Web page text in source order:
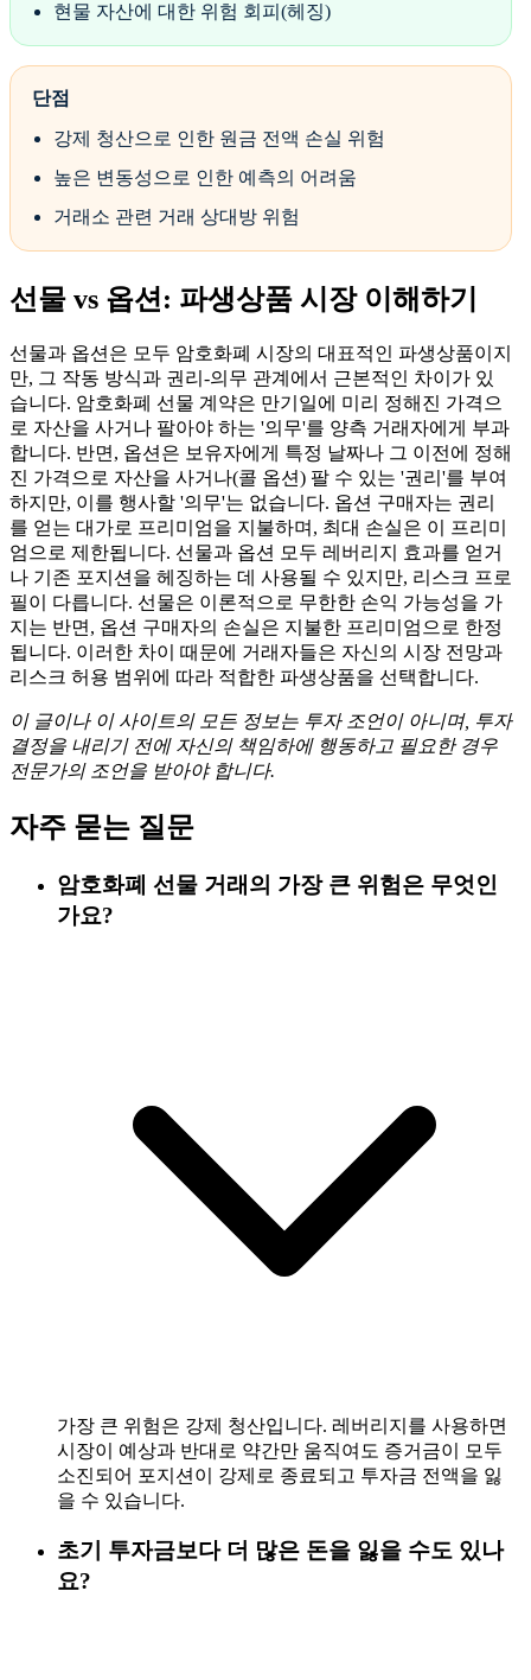
현물 자산에 대한 위험 회피(헤징)
단점
강제 청산으로 인한 원금 전액 손실 위험
높은 변동성으로 인한 예측의 어려움
거래소 관련 거래 상대방 위험
선물 vs 옵션: 파생상품 시장 이해하기
선물과 옵션은 모두 암호화폐 시장의 대표적인 파생상품이지
만, 그 작동 방식과 권리-의무 관계에서 근본적인 차이가 있
습니다. 암호화폐 선물 계약은 만기일에 미리 정해진 가격으
로 자산을 사거나 팔아야 하는 '의무'를 양측 거래자에게 부과
합니다. 반면, 옵션은 보유자에게 특정 날짜나 그 이전에 정해
진 가격으로 자산을 사거나(콜 옵션) 팔 수 있는 '권리'를 부여
하지만, 이를 행사할 '의무'는 없습니다. 옵션 구매자는 권리
를 얻는 대가로 프리미엄을 지불하며, 최대 손실은 이 프리미
엄으로 제한됩니다. 선물과 옵션 모두 레버리지 효과를 얻거
나 기존 포지션을 헤징하는 데 사용될 수 있지만, 리스크 프로
필이 다릅니다. 선물은 이론적으로 무한한 손익 가능성을 가
지는 반면, 옵션 구매자의 손실은 지불한 프리미엄으로 한정
됩니다. 이러한 차이 때문에 거래자들은 자신의 시장 전망과
리스크 허용 범위에 따라 적합한 파생상품을 선택합니다.
이 글이나 이 사이트의 모든 정보는 투자 조언이 아니며, 투자
결정을 내리기 전에 자신의 책임하에 행동하고 필요한 경우
전문가의 조언을 받아야 합니다.
자주 묻는 질문
암호화폐 선물 거래의 가장 큰 위험은 무엇인
가요?
가장 큰 위험은 강제 청산입니다. 레버리지를 사용하면
시장이 예상과 반대로 약간만 움직여도 증거금이 모두
소진되어 포지션이 강제로 종료되고 투자금 전액을 잃
을 수 있습니다.
초기 투자금보다 더 많은 돈을 잃을 수도 있나
요?